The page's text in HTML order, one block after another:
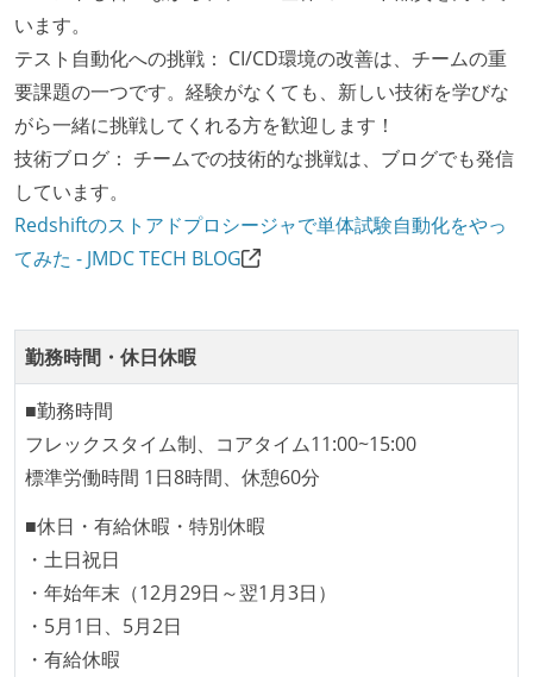
人事情報や秘匿性の高い内容を除いて、経営陣やマネ
ージャー以上の会議での議事録が社員にも公開されて
いる
KPI などチームの目標・実績値について、メンバーの
誰もがいつでも閲覧可能になっている
ドキュメントの整備やペアプロ、モブワークなど、ナ
レッジの共有を積極的に行っている（属人性を減らす
取り組みをしている）
大規模テーブルあり（1テーブルあたり数千万レコー
ド以上）
バックアップ容量（数TB以上）
労働環境の自由度
2年以内に未就学児を子育てしながら働いていたエン
ジニアがいる
フレックスタイム制または裁量労働制を採用している
メンバーの多様性
います。
テスト自動化への挑戦： CI/CD環境の改善は、チームの重
要課題の一つです。経験がなくても、新しい技術を学びな
がら一緒に挑戦してくれる方を歓迎します！
技術ブログ： チームでの技術的な挑戦は、ブログでも発信
しています。
Redshiftのストアドプロシージャで単体試験自動化をやっ
てみた - JMDC TECH BLOG
勤務時間・休日休暇
■勤務時間
フレックスタイム制、コアタイム11:00~15:00
標準労働時間 1日8時間、休憩60分
■休日・有給休暇・特別休暇
・土日祝日
・年始年末（12月29日～翌1月3日）
・5月1日、5月2日
・有給休暇